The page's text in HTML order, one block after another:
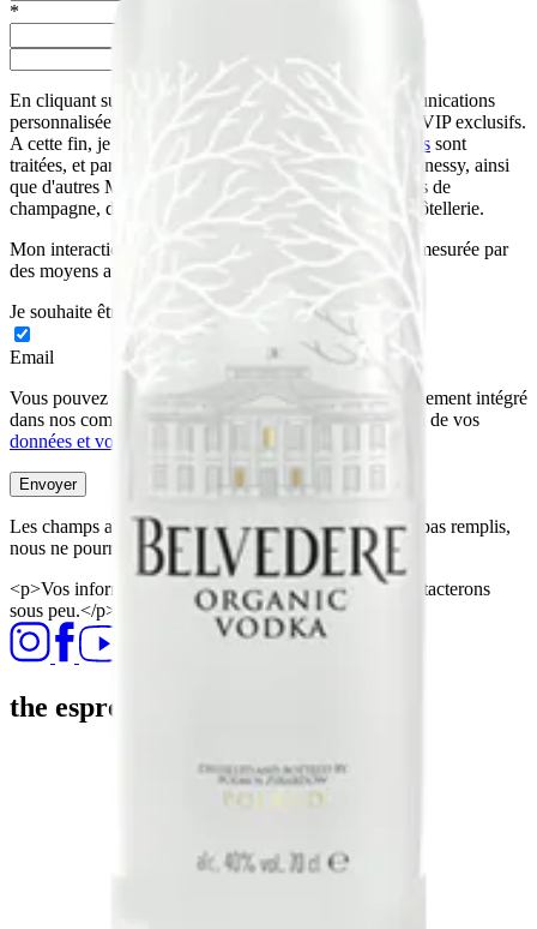
*
Pays de résidence *
En cliquant sur "envoyer", je veux recevoir des communications
personnalisées et pouvoir être invité à des événements VIP exclusifs.
A cette fin, je comprends que mes données personnelles sont
traitées, et partagées avec LVMH, société mère de Hennessy, ainsi
que d'autres Maisons titulaires de
marques
prestigieuses de
champagne, de spiritueux, de mode, de joaillerie et d'hôtellerie.
Mon interaction avec ces communications pourra être mesurée par
des moyens automatiques.​
Je souhaite être contacté(e) par :
Email
Vous pouvez à tout moment utiliser le lien de désabonnement intégré
dans nos communications. En savoir plus sur la gestion de vos
données et vos droits
Envoyer
Les champs avec une * sont obligatoires - s'ils ne sont pas remplis,
nous ne pourrons traiter votre demande.​
<p>Vos informations ont été envoyées. Nous vous contacterons
sous peu.</p>
the espresso martini